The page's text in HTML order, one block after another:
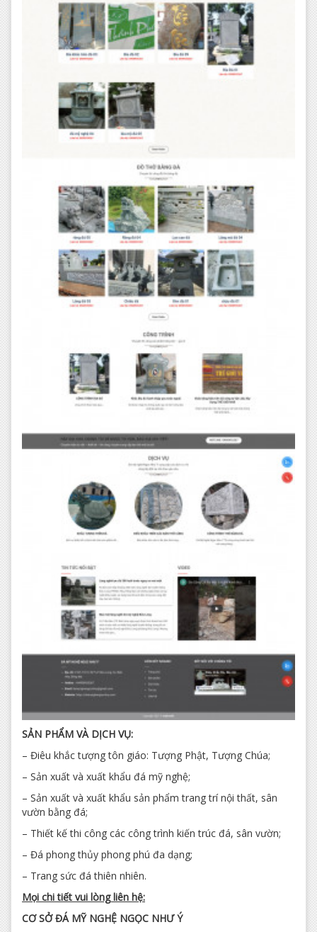
SẢN PHẨM VÀ DỊCH VỤ:
– Điêu khắc tượng tôn giáo: Tượng Phật, Tượng Chúa;
– Sản xuất và xuất khẩu đá mỹ nghệ;
– Sản xuất và xuất khẩu sản phẩm trang trí nội thất, sân
vườn bằng đá;
– Thiết kế thi công các công trình kiến trúc đá, sân vườn;
– Đá phong thủy phong phú đa dạng;
– Trang sức đá thiên nhiên.
Mọi chi tiết vui lòng liên hệ:
CƠ SỞ ĐÁ MỸ NGHỆ NGỌC NHƯ Ý